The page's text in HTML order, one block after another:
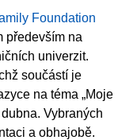
Foundation
především na
univerzit.
součástí je
na téma „Moje
Vybraných
a obhajobě.